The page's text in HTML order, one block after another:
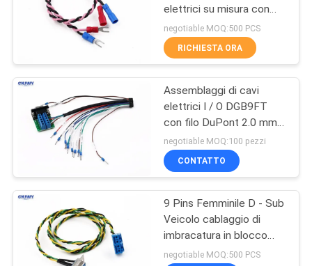
CONTATTICI
RICHIEDA
UNA
CITAZIONE
COMPANY
NEWS
MAPPA
Connettore
dell'intestazione del
PWB
Assemblaggio di
cavi a nastro piatto
elettrici su misura con
terminale a spata
negotiable MOQ:500 PCS
RICHIESTA ORA
Assemblaggi di cavi
elettrici I / O DGB9FT
con filo DuPont 2.0 mm
di vari colori
negotiable MOQ:100 pezzi
CONTATTO
9 Pins Femminile D - Sub
Veicolo cablaggio di
imbracatura in blocco
terminale filo colorato
negotiable MOQ:500 PCS